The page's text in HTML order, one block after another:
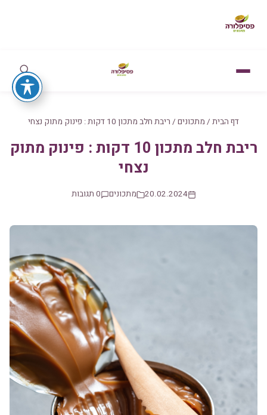
דף הבית / מתכונים / ריבת חלב מתכון 10 דקות : פינוק מתוק נצחי
ריבת חלב מתכון 10 דקות : פינוק מתוק
נצחי
20.02.2024 מתכונים 0 תגובות